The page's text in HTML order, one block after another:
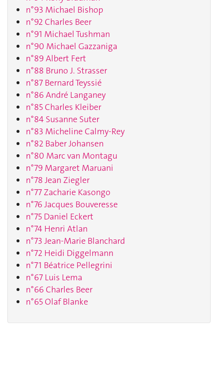
n°93 Michael Bishop
n°92 Charles Beer
n°91 Michael Tushman
n°90 Michael Gazzaniga
n°89 Albert Fert
n°88 Bruno J. Strasser
n°87 Bernard Teyssié
n°86 André Langaney
n°85 Charles Kleiber
n°84 Susanne Suter
n°83 Micheline Calmy-Rey
n°82 Baber Johansen
n°80 Marc van Montagu
n°79 Margaret Maruani
n°78 Jean Ziegler
n°77 Zacharie Kasongo
n°76 Jacques Bouveresse
n°75 Daniel Eckert
n°74 Henri Atlan
n°73 Jean-Marie Blanchard
n°72 Heidi Diggelmann
n°71 Béatrice Pellegrini
n°67 Luis Lema
n°66 Charles Beer
n°65 Olaf Blanke